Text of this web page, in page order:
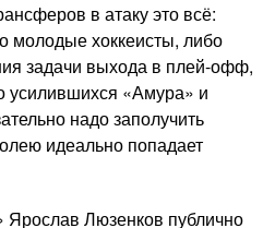
в атаку это всё:
молодые хоккеисты, либо
задачи выхода в плей-офф,
усилившихся «Амура» и
надо заполучить
идеально попадает
Люзенков публично